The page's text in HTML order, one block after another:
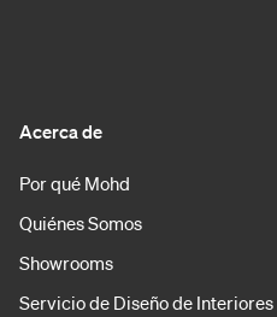
Acerca de
Por qué Mohd
Quiénes Somos
Showrooms
Servicio de Diseño de Interiores